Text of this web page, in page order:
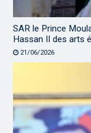
SAR le Prince
Hassan II des arts
21/06/2026